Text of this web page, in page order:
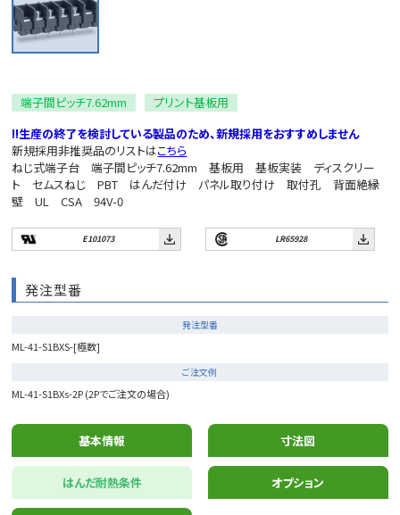
端子間ピッチ7.62mm
プリント基板用
‼生産の終了を検討している製品のため、新規採用をおすすめしません
新規採用非推奨品のリストはこちら
ねじ式端子台 端子間ピッチ7.62mm 基板用 基板実装 ディスクリー
ト セムスねじ PBT はんだ付け パネル取り付け 取付孔 背面絶縁
壁 UL CSA 94V-0
E101073 LR65928
発注型番
発注型番
ML-41-S1BXS-[極数]
ご注文例
ML-41-S1BXs-2P (2Pでご注文の場合)
基本情報 寸法図
はんだ耐熱条件 オプション